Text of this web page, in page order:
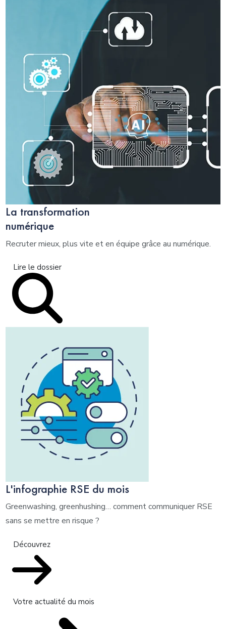
La transformation
numérique
Recruter mieux, plus vite et en équipe grâce au numérique.
Lire le dossier
L'infographie RSE du mois
Greenwashing, greenhushing… comment communiquer RSE
sans se mettre en risque ?
Découvrez
Votre actualité du mois